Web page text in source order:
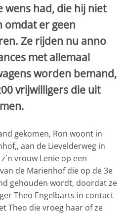
wens had, die hij niet
omdat er geen
Ze rijden nu anno
met allemaal
worden bemand,
vrijwilligers die uit
gekomen, Ron woont in
aan de Lievelderweg in
vrouw Lenie op een
de Marienhof die op de 3e
gehouden wordt, doordat ze
Theo Engelbarts in contact
Theo die vroeg haar of ze